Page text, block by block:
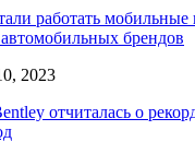
работать
брендов
2023
отчиталась о